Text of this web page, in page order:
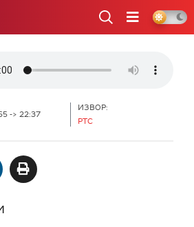
-> 22:37
ИЗВОР:
РТС